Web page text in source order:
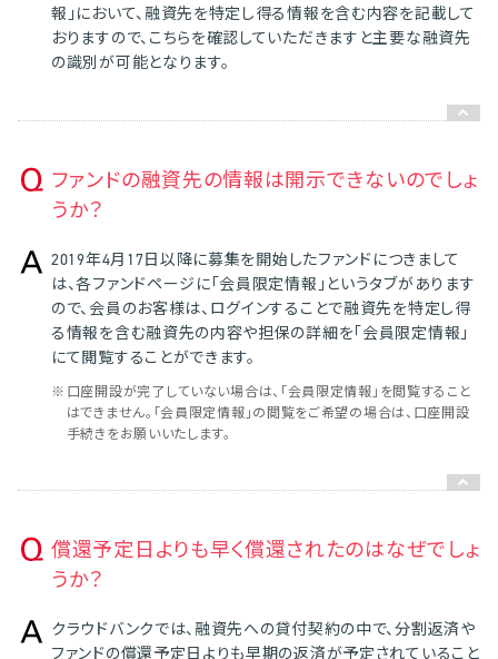
報」において、融資先を特定し得る情報を含む内容を記載して
おりますので、こちらを確認していただきますと主要な融資先
の識別が可能となります。
ファンドの融資先の情報は開示できないのでしょ
うか？
2019年4月17日以降に募集を開始したファンドにつきまして
は、各ファンドページに「会員限定情報」というタブがあります
ので、会員のお客様は、ログインすることで融資先を特定し得
る情報を含む融資先の内容や担保の詳細を「会員限定情報」
にて閲覧することができます。
※ 口座開設が完了していない場合は、「会員限定情報」を閲覧すること
はできません。「会員限定情報」の閲覧をご希望の場合は、口座開設
手続きをお願いいたします。
償還予定日よりも早く償還されたのはなぜでしょ
うか？
クラウドバンクでは、融資先への貸付契約の中で、分割返済や
ファンドの償還予定日よりも早期の返済が予定されていること